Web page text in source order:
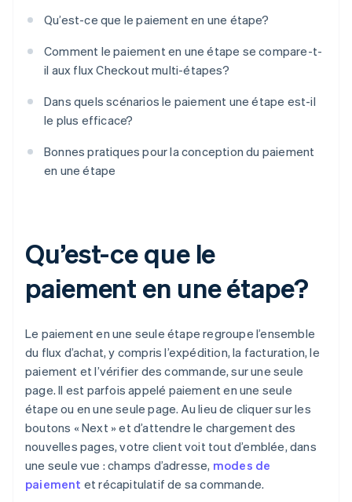
Qu’est-ce que le paiement en une étape?
Comment le paiement en une étape se compare-t-
il aux flux Checkout multi-étapes?
Dans quels scénarios le paiement une étape est-il
le plus efficace?
Bonnes pratiques pour la conception du paiement
en une étape
Qu’est-ce que le
paiement en une étape?
Le paiement en une seule étape regroupe l’ensemble
du flux d’achat, y compris l’expédition, la facturation, le
paiement et l’vérifier des commande, sur une seule
page. Il est parfois appelé paiement en une seule
étape ou en une seule page. Au lieu de cliquer sur les
boutons « Next » et d’attendre le chargement des
nouvelles pages, votre client voit tout d’emblée, dans
une seule vue : champs d’adresse, modes de
paiement et récapitulatif de sa commande.